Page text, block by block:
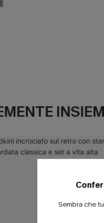
Sembra che